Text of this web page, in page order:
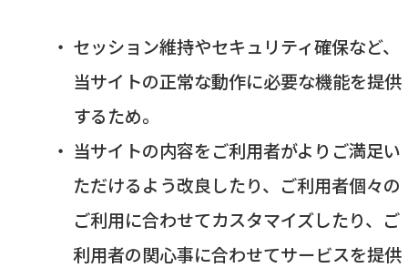
セッション維持やセキュリティ確保など、
当サイトの正常な動作に必要な機能を提供
するため。
当サイトの内容をご利用者がよりご満足い
ただけるよう改良したり、ご利用者個々の
ご利用に合わせてカスタマイズしたり、ご
利用者の関心事に合わせてサービスを提供